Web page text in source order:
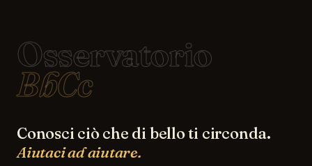
Osservatorio
BbCc
Conosci ciò che di bello ti circonda.
Aiutaci ad aiutare.